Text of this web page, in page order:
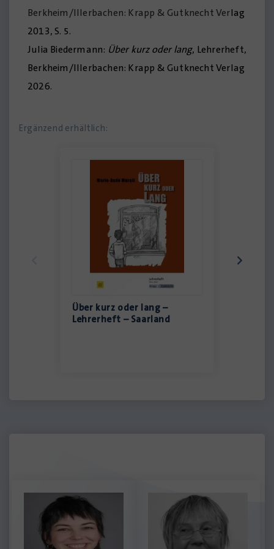
Berkheim/Illerbachen: Krapp & Gutknecht Verlag
2013, S. 5.
Julia Biedermann: Über kurz oder lang, Lehrerheft,
Berkheim/Illerbachen: Krapp & Gutknecht Verlag
2026.
Ergänzend erhältlich:
Über kurz oder lang –
Lehrerheft – Saarland